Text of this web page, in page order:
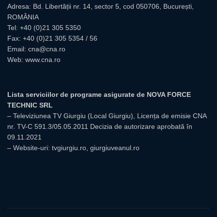
Adresa: Bd. Libertății nr. 14, sector 5, cod 050706, București,
ROMÂNIA
Tel: +40 (0)21 305 5350
Fax: +40 (0)21 305 5354 / 56
Email: cna@cna.ro
Web: www.cna.ro
Lista serviciilor de programe asigurate de NOVA FORCE
TECHNIC SRL
– Televiziunea TV Giurgiu (Local Giurgiu), Licența de emisie CNA
nr. TV-C 591.3/05.05.2011 Decizia de autorizare aprobată în
09.11.2021
– Website-uri: tvgiurgiu.ro, giurgiuveanul.ro